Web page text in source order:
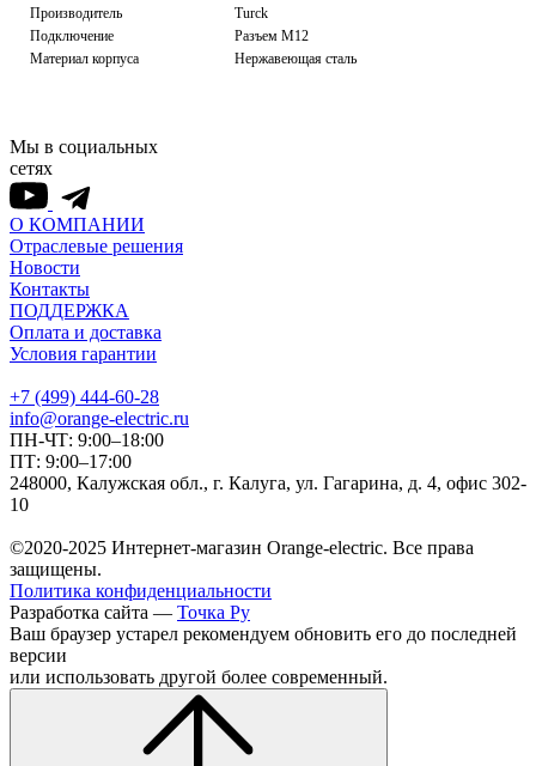
Производитель
Turck
Подключение
Разъем M12
Материал корпуса
Нержавеющая сталь
Мы в социальных
сетях
О КОМПАНИИ
Отраслевые решения
Новости
Контакты
ПОДДЕРЖКА
Оплата и доставка
Условия гарантии
+7 (499) 444-60-28
info@orange-electric.ru
ПН-ЧТ: 9:00–18:00
ПТ: 9:00–17:00
248000, Калужская обл., г. Калуга, ул. Гагарина, д. 4, офис 302-
10
©2020-2025 Интернет-магазин Orange-electric. Все права
защищены.
Политика конфиденциальности
Разработка сайта — Точка Ру
Ваш браузер устарел рекомендуем обновить его до последней
версии
или использовать другой более современный.